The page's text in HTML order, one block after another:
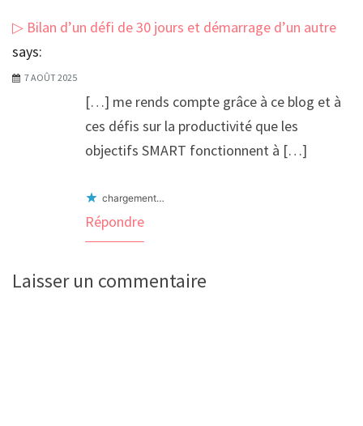
▷ Bilan d’un défi de 30 jours et démarrage d’un autre !
says:
7 AOÛT 2025
[…] me rends compte grâce à ce blog et à
ces défis sur la productivité que les
objectifs SMART fonctionnent à […]
chargement…
Répondre
Laisser un commentaire